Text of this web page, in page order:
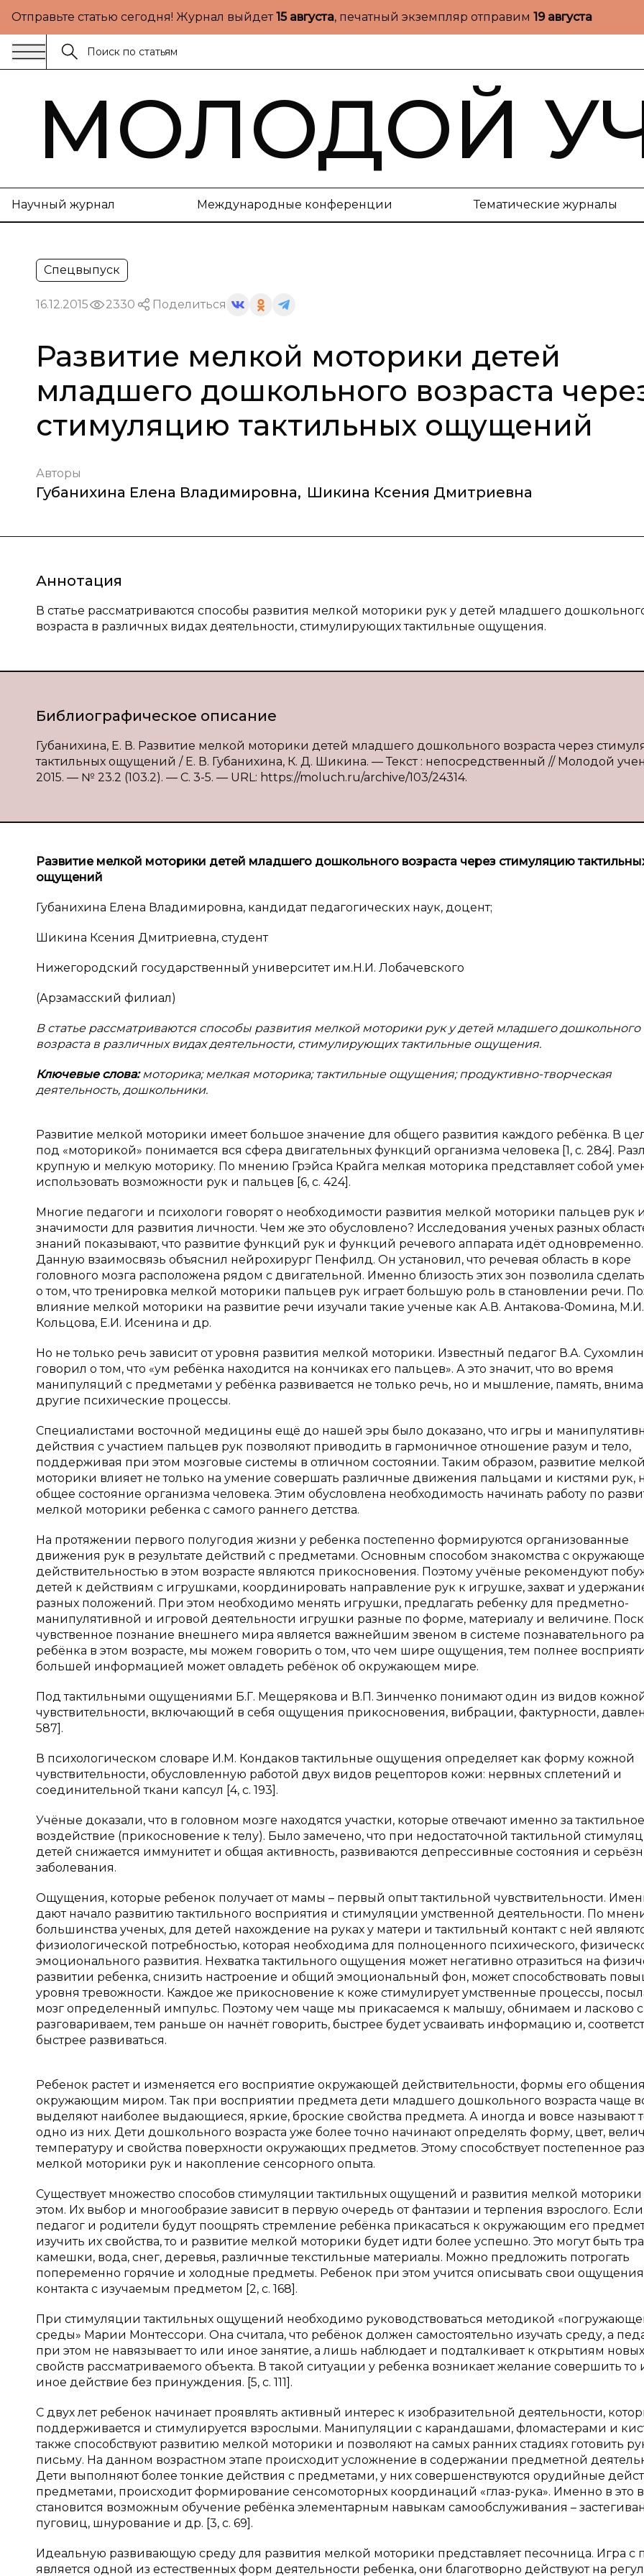
Отправьте статью сегодня! Журнал выйдет15 августа, печатный экземпляр отправим 19 августа
МОЛОДОЙ
Научный журнал Международные конференции Тематические журналы
Спецвыпуск
16.12.2015 2330 Поделиться
Развитие мелкой моторики детей
младшего дошкольного возраста
стимуляцию тактильных ощущений
Авторы
Губанихина Елена Владимировна, Шикина Ксения Дмитриевна
Аннотация
В статье рассматриваются способы развития мелкой моторики рук у детей младшего
возраста в различных видах деятельности, стимулирующих тактильные ощущения.
Библиографическое описание
Губанихина, Е. В. Развитие мелкой моторики детей младшего дошкольного возраста через
тактильных ощущений / Е. В. Губанихина, К. Д. Шикина. — Текст : непосредственный // Молодой
2015. — № 23.2 (103.2). — С. 3-5. — URL: https://moluch.ru/archive/103/24314.
Развитие мелкой моторики детей младшего дошкольного возраста через стимуляцию
ощущений
Губанихина Елена Владимировна, кандидат педагогических наук, доцент;
Шикина Ксения Дмитриевна, студент
Нижегородский государственный университет им.Н.И. Лобачевского
(Арзамасский филиал)
В статье рассматриваются способы развития мелкой моторики рук у детей младшего дошкольного
возраста в различных видах деятельности, стимулирующих тактильные ощущения.
Ключевые слова:моторика; мелкая моторика; тактильные ощущения; продуктивно-творческая
деятельность, дошкольники.
Развитие мелкой моторики имеет большое значение для общего развития каждого ребёнка. В
под «моторикой» понимается вся сфера двигательных функций организма человека [1, с. 284].
крупную и мелкую моторику. По мнению Грэйса Крайга мелкая моторика представляет собой
использовать возможности рук и пальцев [6, с. 424].
Многие педагоги и психологи говорят о необходимости развития мелкой моторики пальцев рук
значимости для развития личности. Чем же это обусловлено? Исследования ученых разных
знаний показывают, что развитие функций рук и функций речевого аппарата идёт одновременно.
Данную взаимосвязь объяснил нейрохирург Пенфилд. Он установил, что речевая область в коре
головного мозга расположена рядом с двигательной. Именно близость этих зон позволила
о том, что тренировка мелкой моторики пальцев рук играет большую роль в становлении речи.
влияние мелкой моторики на развитие речи изучали такие ученые как А.В. Антакова-Фомина, М.И.
Кольцова, Е.И. Исенина и др.
Но не только речь зависит от уровня развития мелкой моторики. Известный педагог В.А.
говорил о том, что «ум ребёнка находится на кончиках его пальцев». А это значит, что во время
манипуляций с предметами у ребёнка развивается не только речь, но и мышление, память,
другие психические процессы.
Специалистами восточной медицины ещё до нашей эры было доказано, что игры и
действия с участием пальцев рук позволяют приводить в гармоничное отношение разум и тело,
поддерживая при этом мозговые системы в отличном состоянии. Таким образом, развитие мелкой
моторики влияет не только на умение совершать различные движения пальцами и кистями рук,
общее состояние организма человека. Этим обусловлена необходимость начинать работу по
мелкой моторики ребенка с самого раннего детства.
На протяжении первого полугодия жизни у ребенка постепенно формируются организованные
движения рук в результате действий с предметами. Основным способом знакомства с
действительностью в этом возрасте являются прикосновения. Поэтому учёные рекомендуют
детей к действиям с игрушками, координировать направление рук к игрушке, захват и
разных положений. При этом необходимо менять игрушки, предлагать ребенку для предметно-
манипулятивной и игровой деятельности игрушки разные по форме, материалу и величине.
чувственное познание внешнего мира является важнейшим звеном в системе познавательного
ребёнка в этом возрасте, мы можем говорить о том, что чем шире ощущения, тем полнее
большей информацией может овладеть ребёнок об окружающем мире.
Под тактильными ощущениями Б.Г. Мещерякова и В.П. Зинченко понимают один из видов
чувствительности, включающий в себя ощущения прикосновения, вибрации, фактурности,
587].
В психологическом словаре И.М. Кондаков тактильные ощущения определяет как форму кожной
чувствительности, обусловленную работой двух видов рецепторов кожи: нервных сплетений и
соединительной ткани капсул [4, с. 193].
Учёные доказали, что в головном мозге находятся участки, которые отвечают именно за тактильное
воздействие (прикосновение к телу). Было замечено, что при недостаточной тактильной
детей снижается иммунитет и общая активность, развиваются депрессивные состояния и
заболевания.
Ощущения, которые ребенок получает от мамы – первый опыт тактильной чувствительности.
дают начало развитию тактильного восприятия и стимуляции умственной деятельности. По
большинства ученых, для детей нахождение на руках у матери и тактильный контакт с ней
физиологической потребностью, которая необходима для полноценного психического,
эмоционального развития. Нехватка тактильного ощущения может негативно отразиться на
развитии ребенка, снизить настроение и общий эмоциональный фон, может способствовать
уровня тревожности. Каждое же прикосновение к коже стимулирует умственные процессы,
мозг определенный импульс. Поэтому чем чаще мы прикасаемся к малышу, обнимаем и ласково
разговариваем, тем раньше он начнёт говорить, быстрее будет усваивать информацию и,
быстрее развиваться.
Ребенок растет и изменяется его восприятие окружающей действительности, формы его
окружающим миром. Так при восприятии предмета дети младшего дошкольного возраста чаще
выделяют наиболее выдающиеся, яркие, броские свойства предмета. А иногда и вовсе называют
одно из них. Дети дошкольного возраста уже более точно начинают определять форму, цвет,
температуру и свойства поверхности окружающих предметов. Этому способствует постепенное
мелкой моторики рук и накопление сенсорного опыта.
Существует множество способов стимуляции тактильных ощущений и развития мелкой
этом. Их выбор и многообразие зависит в первую очередь от фантазии и терпения взрослого. Если
педагог и родители будут поощрять стремление ребёнка прикасаться к окружающим его
изучить их свойства, то и развитие мелкой моторики будет идти более успешно. Это могут быть
камешки, вода, снег, деревья, различные текстильные материалы. Можно предложить потрогать
попеременно горячие и холодные предметы. Ребенок при этом учится описывать свои ощущения
контакта с изучаемым предметом [2, с. 168].
При стимуляции тактильных ощущений необходимо руководствоваться методикой
среды» Марии Монтессори. Она считала, что ребёнок должен самостоятельно изучать среду, а
при этом не навязывает то или иное занятие, а лишь наблюдает и подталкивает к открытиям новых
свойств рассматриваемого объекта. В такой ситуации у ребенка возникает желание совершить то
иное действие без принуждения. [5, с. 111].
С двух лет ребенок начинает проявлять активный интерес к изобразительной деятельности,
поддерживается и стимулируется взрослыми. Манипуляции с карандашами, фломастерами и
также способствуют развитию мелкой моторики и позволяют на самых ранних стадиях готовить
письму. На данном возрастном этапе происходит усложнение в содержании предметной
Дети выполняют более тонкие действия с предметами, у них совершенствуются орудийные
предметами, происходит формирование сенсомоторных координаций «глаз-рука». Именно в это
становится возможным обучение ребёнка элементарным навыкам самообслуживания –
пуговиц, шнурование и др. [3, с. 69].
Идеальную развивающую среду для развития мелкой моторики представляет песочница. Игра с
является одной из естественных форм деятельности ребенка, они благотворно действуют на